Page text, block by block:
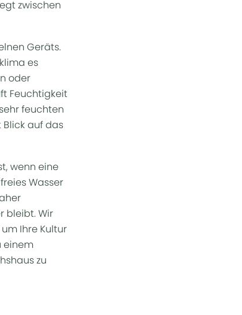
zwischen
Geräts.
es
oder
Feuchtigkeit
feuchten
Blick auf das
wenn eine
Wasser
bleibt. Wir
Ihre Kultur
einem
zu